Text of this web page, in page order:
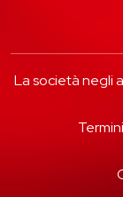
La società negli